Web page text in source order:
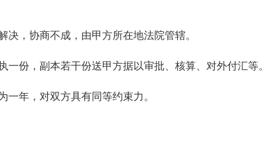
，协商不成，由甲方所在地法院管辖。
份，副本若干份送甲方据以审批、核算、对外付汇等。
年，对双方具有同等约束力。